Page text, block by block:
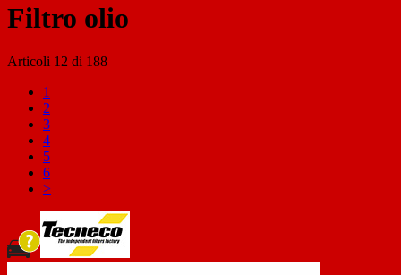
Filtro olio
Articoli 12 di 188
1
2
3
4
5
6
>